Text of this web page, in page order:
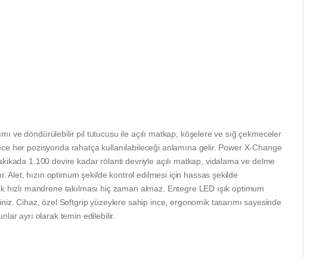
ve döndürülebilir pil tutucusu ile açılı matkap, köşelere ve sığ çekmeceler
her pozisyonda rahatça kullanılabileceği anlamına gelir. Power X-Change
1.100 devire kadar rölanti devriyle açılı matkap, vidalama ve delme
Alet, hızın optimum şekilde kontrol edilmesi için hassas şekilde
mandrene takılması hiç zaman almaz. Entegre LED ışık optimum
Cihaz, özel Softgrip yüzeylere sahip ince, ergonomik tasarımı sayesinde
ayrı olarak temin edilebilir.